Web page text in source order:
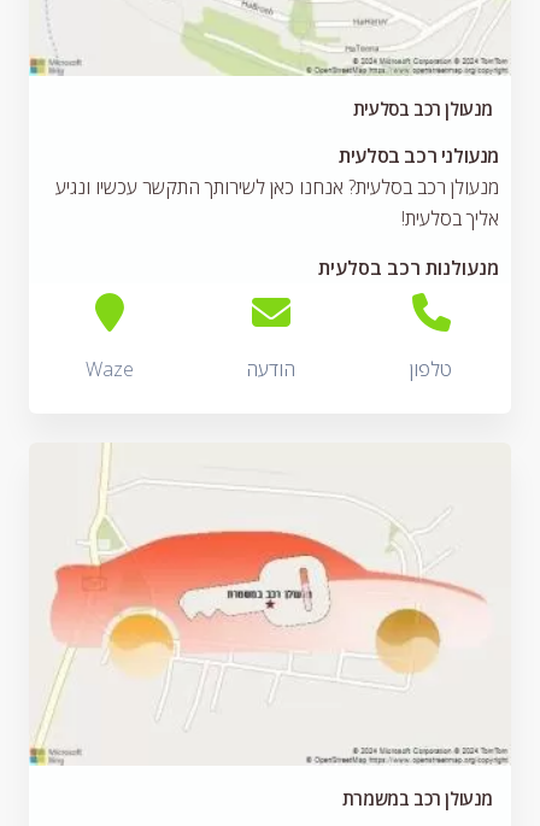
מנעולן רכב בסלעית
מנעולני רכב בסלעית
מנעולן רכב בסלעית? אנחנו כאן לשירותך התקשר עכשיו ונגיע
אליך בסלעית!
מנעולנות רכב בסלעית
טלפון הודעה Waze
מנעולן רכב במשמרת